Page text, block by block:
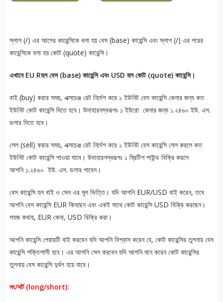
স্লাশ (/) এর আগের কারেন্সিকে বলা হয় বেস (base) কারেন্সি এবং স্লাশ (/) এর পরের
কারেন্সিকে বলা হয় কোট (quote) কারেন্সি।
এখানে EU Rহল বেস (base) কারেন্সি এবং USD হল কোট (quote) কারেন্সি।
বাই (buy) করার সময়, এক্সচেঞ্জ রেট নির্দেশ করে ১ ইউনিট বেস কারেন্সি কেনার জন্য কত
ইউনিট কোট কারেন্সি দিতে হবে। উদাহারনস্বরূপঃ ১ ইউরো কেনার জন্য ১.২৪৬০ ইউ. এস.
ডলার দিতে হবে।
সেল (sell) করার সময়, এক্সচেঞ্জ রেট নির্দেশ করে ১ ইউনিট বেস কারেন্সি সেল করলে কত
ইউনিট কোট কারেন্সি পাওয়া যাবে। উদাহারনস্বরূপঃ ১ ব্রিটিশ পাউন্ড বিক্রি করলে
আপনি ১.২৪৬০ ইউ. এস. ডলার পাবেন।
বেস কারেন্সি হল বাই ও সেল এর মূল ভিত্তি। যদি আপনি EUR/USD বাই করেন, তবে
আপনি বেস কারেন্সি EUR কিনছেন এবং একই সাথে কোট কারেন্সি USD বিক্রি করছেন।
সহজ কথায়, EUR কেনা, USD বিক্রি করা।
আপনি কারেন্সি পেয়ারটি বাই করবেন যদি আপনি বিশ্বাস করেন যে, কোট কারেন্সির তুলনায় বেস
কারেন্সি শক্তিশালী হবে। এর আপনি সেল করবেন যদি আপনি মনে করেন কোট কারেন্সির
তুলনায় বেস কারেন্সি দুর্বল হয়ে যাবে।
লং/সর্ট (long/short):